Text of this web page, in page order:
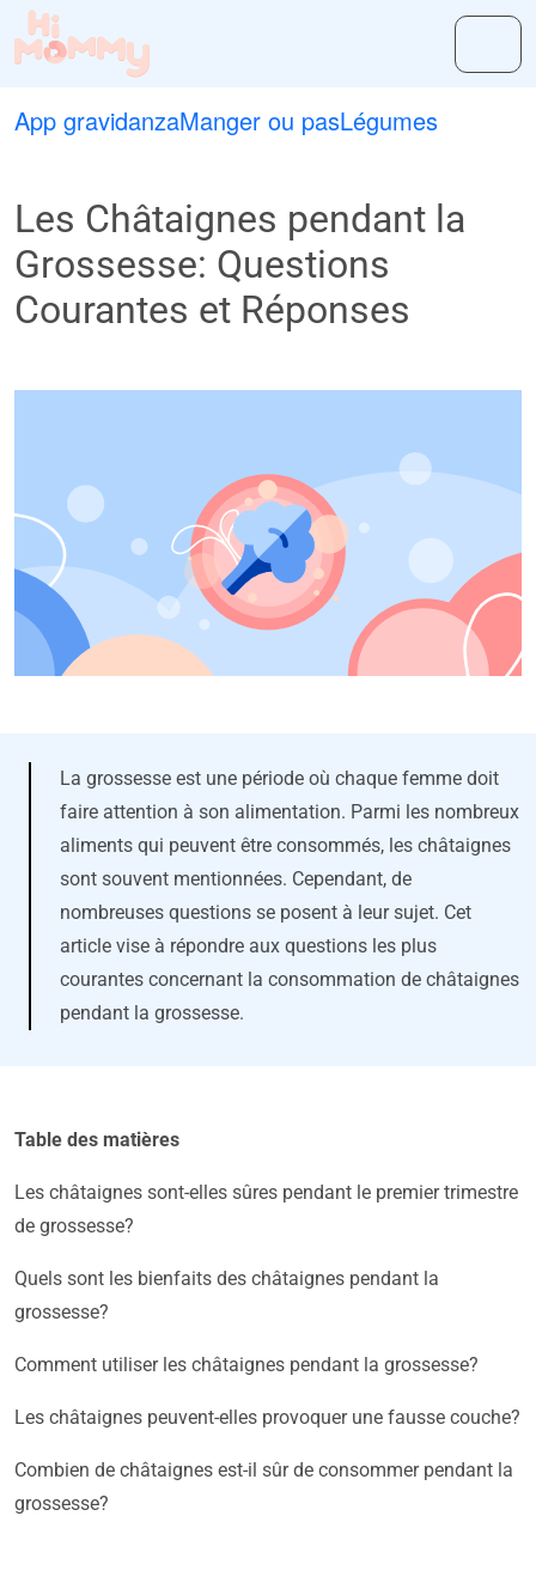
App gravidanzaManger ou pasLégumes
Les Châtaignes pendant la
Grossesse: Questions
Courantes et Réponses
La grossesse est une période où chaque femme doit
faire attention à son alimentation. Parmi les nombreux
aliments qui peuvent être consommés, les châtaignes
sont souvent mentionnées. Cependant, de
nombreuses questions se posent à leur sujet. Cet
article vise à répondre aux questions les plus
courantes concernant la consommation de châtaignes
pendant la grossesse.
Table des matières
Les châtaignes sont-elles sûres pendant le premier trimestre
de grossesse?
Quels sont les bienfaits des châtaignes pendant la
grossesse?
Comment utiliser les châtaignes pendant la grossesse?
Les châtaignes peuvent-elles provoquer une fausse couche?
Combien de châtaignes est-il sûr de consommer pendant la
grossesse?